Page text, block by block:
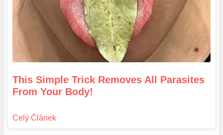
This Simple Trick Removes All Parasites
From Your Body!